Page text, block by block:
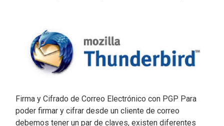
Firma y Cifrado de Correo Electrónico con PGP Para
poder firmar y cifrar desde un cliente de correo
debemos tener un par de claves, existen diferentes